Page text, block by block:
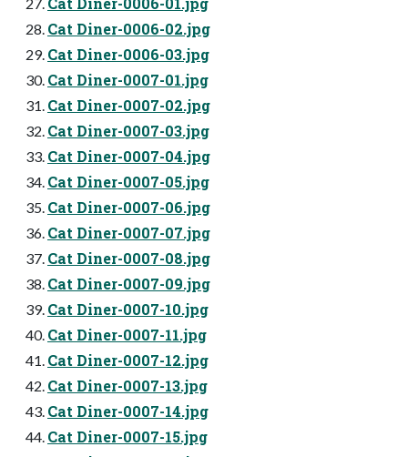
Cat Diner-0006-02.jpg
Cat Diner-0006-03.jpg
Cat Diner-0007-01.jpg
Cat Diner-0007-02.jpg
Cat Diner-0007-03.jpg
Cat Diner-0007-04.jpg
Cat Diner-0007-05.jpg
Cat Diner-0007-06.jpg
Cat Diner-0007-07.jpg
Cat Diner-0007-08.jpg
Cat Diner-0007-09.jpg
Cat Diner-0007-10.jpg
Cat Diner-0007-11.jpg
Cat Diner-0007-12.jpg
Cat Diner-0007-13.jpg
Cat Diner-0007-14.jpg
Cat Diner-0007-15.jpg